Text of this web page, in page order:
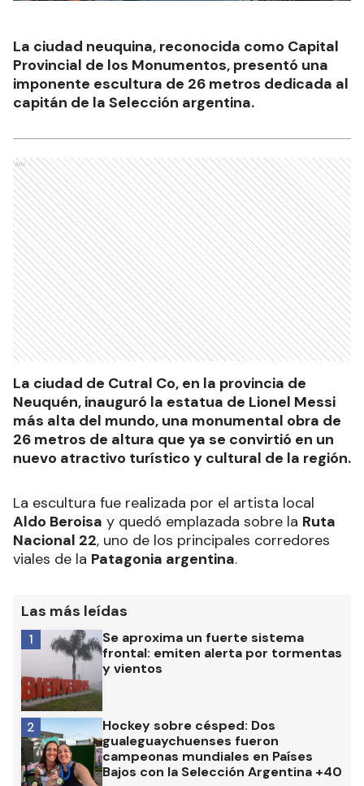
La ciudad neuquina, reconocida como Capital
Provincial de los Monumentos, presentó una
imponente escultura de 26 metros dedicada al
capitán de la Selección argentina.
Ads
La ciudad de Cutral Co, en la provincia de
Neuquén, inauguró la estatua de Lionel Messi
más alta del mundo, una monumental obra de
26 metros de altura que ya se convirtió en un
nuevo atractivo turístico y cultural de la región.
La escultura fue realizada por el artista local
Aldo Beroisa y quedó emplazada sobre la Ruta
Nacional 22, uno de los principales corredores
viales de la Patagonia argentina.
Las más leídas
Se aproxima un fuerte sistema
frontal: emiten alerta por tormentas
y vientos
1
Hockey sobre césped: Dos
gualeguaychuenses fueron
campeonas mundiales en Países
Bajos con la Selección Argentina +40
2